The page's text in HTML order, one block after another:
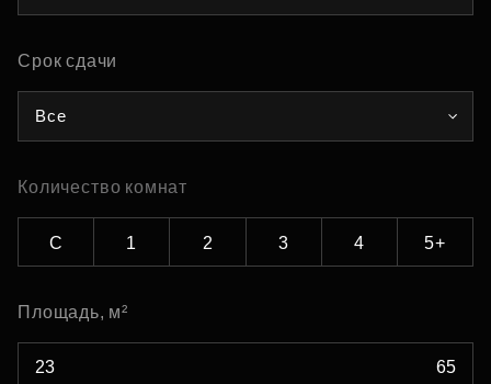
Срок сдачи
Все
Количество комнат
С 1 2 3 4 5+
Площадь, м²